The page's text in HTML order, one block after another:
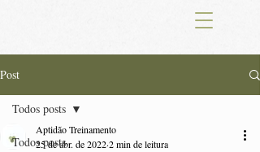
Post
Todos posts
Todos posts
Aptidão Treinamento
25 de abr. de 20222 min de leitura